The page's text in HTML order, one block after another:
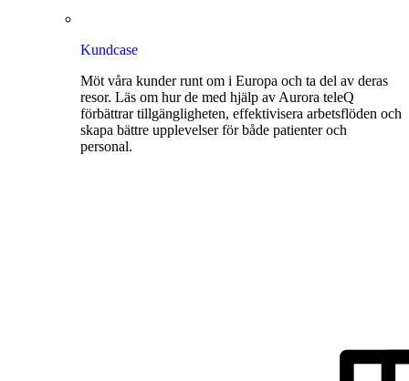
Kundcase
Möt våra kunder runt om i Europa och ta del av deras
resor. Läs om hur de med hjälp av Aurora teleQ
förbättrar tillgängligheten, effektivisera arbetsflöden och
skapa bättre upplevelser för både patienter och
personal.